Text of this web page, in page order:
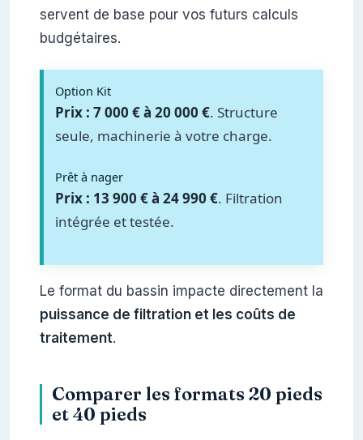
servent de base pour vos futurs calculs
budgétaires.
Option Kit
Prix : 7 000 € à 20 000 €. Structure
seule, machinerie à votre charge.
Prêt à nager
Prix : 13 900 € à 24 990 €. Filtration
intégrée et testée.
Le format du bassin impacte directement la
puissance de filtration et les coûts de
traitement.
Comparer les formats 20 pieds
et 40 pieds